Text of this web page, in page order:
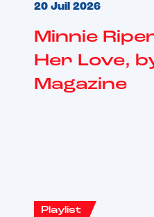
20 Juil 2026
Minnie
Her Love,
Magazine
Playlist